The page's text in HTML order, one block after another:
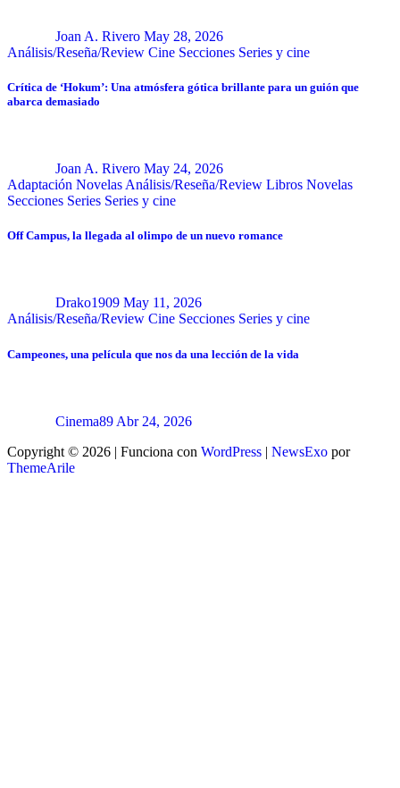
Joan A. Rivero May 28, 2026
Análisis/Reseña/Review Cine Secciones Series y cine
Crítica de ‘Hokum’: Una atmósfera gótica brillante para un guión que
abarca demasiado
Joan A. Rivero May 24, 2026
Adaptación Novelas Análisis/Reseña/Review Libros Novelas
Secciones Series Series y cine
Off Campus, la llegada al olimpo de un nuevo romance
Drako1909 May 11, 2026
Análisis/Reseña/Review Cine Secciones Series y cine
Campeones, una película que nos da una lección de la vida
Cinema89 Abr 24, 2026
Copyright © 2026 | Funciona con WordPress | NewsExo por
ThemeArile